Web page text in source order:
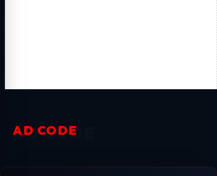
AD CODE